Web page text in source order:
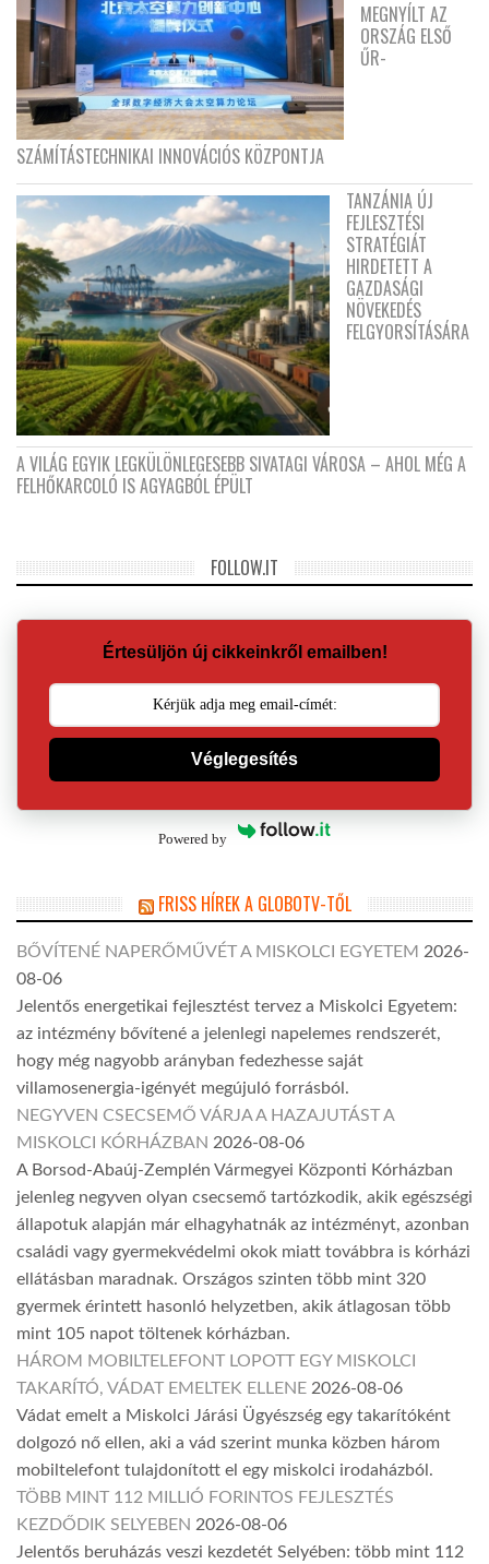
MEGNYÍLT AZ
ORSZÁG ELSŐ
ŰR-
SZÁMÍTÁSTECHNIKAI INNOVÁCIÓS KÖZPONTJA
TANZÁNIA ÚJ
FEJLESZTÉSI
STRATÉGIÁT
HIRDETETT A
GAZDASÁGI
NÖVEKEDÉS
FELGYORSÍTÁSÁRA
A VILÁG EGYIK LEGKÜLÖNLEGESEBB SIVATAGI VÁROSA – AHOL MÉG A
FELHŐKARCOLÓ IS AGYAGBÓL ÉPÜLT
FOLLOW.IT
Értesüljön új cikkeinkről emailben!
Véglegesítés
Powered by
FRISS HÍREK A GLOBOTV-TŐL
BŐVÍTENÉ NAPERŐMŰVÉT A MISKOLCI EGYETEM 2026-
08-06
Jelentős energetikai fejlesztést tervez a Miskolci Egyetem:
az intézmény bővítené a jelenlegi napelemes rendszerét,
hogy még nagyobb arányban fedezhesse saját
villamosenergia-igényét megújuló forrásból.
NEGYVEN CSECSEMŐ VÁRJA A HAZAJUTÁST A
MISKOLCI KÓRHÁZBAN 2026-08-06
A Borsod-Abaúj-Zemplén Vármegyei Központi Kórházban
jelenleg negyven olyan csecsemő tartózkodik, akik egészségi
állapotuk alapján már elhagyhatnák az intézményt, azonban
családi vagy gyermekvédelmi okok miatt továbbra is kórházi
ellátásban maradnak. Országos szinten több mint 320
gyermek érintett hasonló helyzetben, akik átlagosan több
mint 105 napot töltenek kórházban.
HÁROM MOBILTELEFONT LOPOTT EGY MISKOLCI
TAKARÍTÓ, VÁDAT EMELTEK ELLENE 2026-08-06
Vádat emelt a Miskolci Járási Ügyészség egy takarítóként
dolgozó nő ellen, aki a vád szerint munka közben három
mobiltelefont tulajdonított el egy miskolci irodaházból.
TÖBB MINT 112 MILLIÓ FORINTOS FEJLESZTÉS
KEZDŐDIK SELYEBEN 2026-08-06
Jelentős beruházás veszi kezdetét Selyében: több mint 112